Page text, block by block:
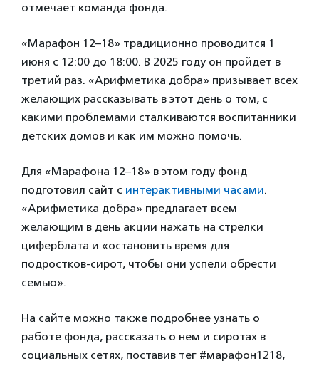
отмечает команда фонда.
«Марафон 12–18» традиционно проводится 1
июня с 12:00 до 18:00. В 2025 году он пройдет в
третий раз. «Арифметика добра» призывает всех
желающих рассказывать в этот день о том, с
какими проблемами сталкиваются воспитанники
детских домов и как им можно помочь.
Для «Марафона 12–18» в этом году фонд
подготовил сайт с интерактивными часами.
«Арифметика добра» предлагает всем
желающим в день акции нажать на стрелки
циферблата и «остановить время для
подростков-сирот, чтобы они успели обрести
семью».
На сайте можно также подробнее узнать о
работе фонда, рассказать о нем и сиротах в
социальных сетях, поставив тег #марафон1218,